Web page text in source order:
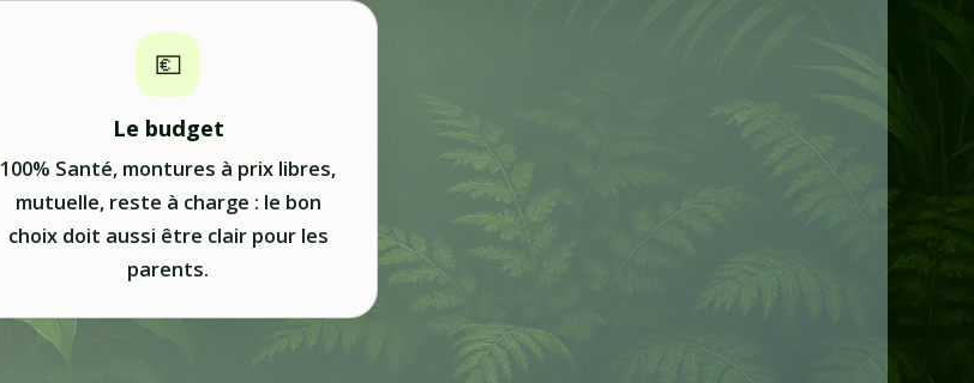
💶
Le budget
100% Santé, montures à prix libres,
mutuelle, reste à charge : le bon
choix doit aussi être clair pour les
parents.